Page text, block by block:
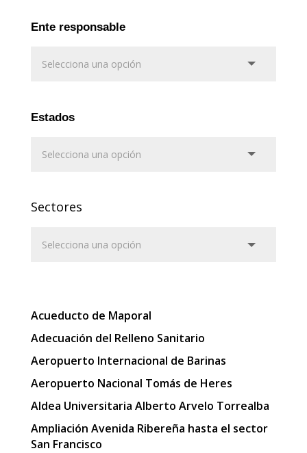
Ente responsable
Estados
Sectores
Acueducto de Maporal
Adecuación del Relleno Sanitario
Aeropuerto Internacional de Barinas
Aeropuerto Nacional Tomás de Heres
Aldea Universitaria Alberto Arvelo Torrealba
Ampliación Avenida Ribereña hasta el sector
San Francisco